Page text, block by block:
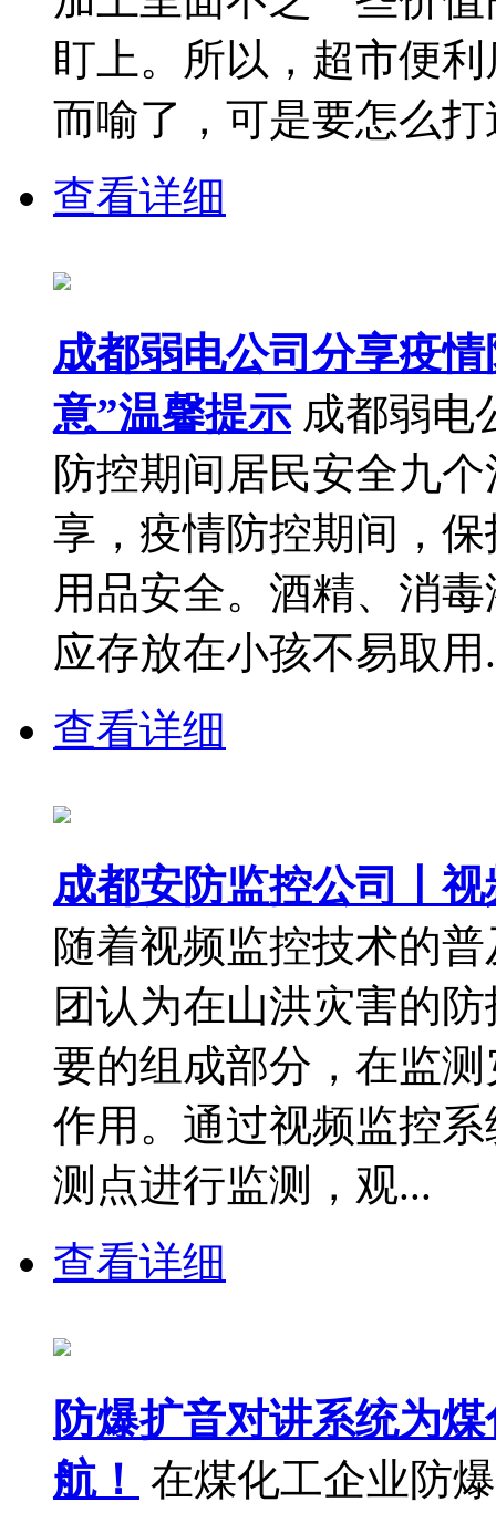
盯上。所以，超市便
而喻了，可是要怎么打
查看详细
成都弱电公司分享疫
意”温馨提示 成都弱电
防控期间居民安全九
享，疫情防控期间，
用品安全。酒精、消
应存放在小孩不易取用
查看详细
成都安防监控公司丨
随着视频监控技术的
团认为在山洪灾害的
要的组成部分，在监
作用。通过视频监控
测点进行监测，观...
查看详细
防爆扩音对讲系统为
航！ 在煤化工企业防